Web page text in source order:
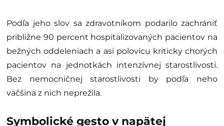
Podľa jeho slov sa zdravotníkom podarilo zachrániť
približne 90 percent hospitalizovaných pacientov na
bežných oddeleniach a asi polovicu kriticky chorých
pacientov na jednotkách intenzívnej starostlivosti.
Bez nemocničnej starostlivosti by podľa neho
väčšina z nich neprežila.
Symbolické gesto v napätej